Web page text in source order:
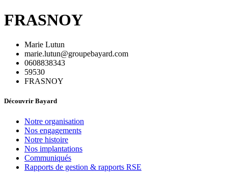
FRASNOY
Marie Lutun
marie.lutun@groupebayard.com
0608838343
59530
FRASNOY
Découvrir Bayard
Notre organisation
Nos engagements
Notre histoire
Nos implantations
Communiqués
Rapports de gestion & rapports RSE